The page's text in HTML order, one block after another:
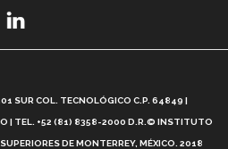
Educativo Tec? (video)
SUR COL. TECNOLÓGICO C.P. 64849 |
| TEL. +52 (81) 8358-2000 D.R.© INSTITUTO
DE MONTERREY, MÉXICO. 2018